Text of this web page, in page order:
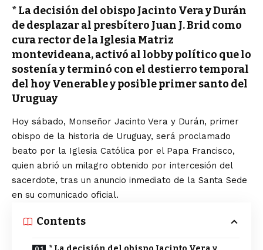
* La decisión del obispo Jacinto Vera y Durán
de desplazar al presbítero Juan J. Brid como
cura rector de la Iglesia Matriz
montevideana, activó al lobby político que lo
sostenía y terminó con el destierro temporal
del hoy Venerable y posible primer santo del
Uruguay
Hoy sábado, Monseñor Jacinto Vera y Durán, primer
obispo de la historia de Uruguay, será proclamado
beato por la Iglesia Católica por el Papa Francisco,
quien abrió un milagro obtenido por intercesión del
sacerdote, tras un anuncio inmediato de la Santa Sede
en su comunicado oficial.
Contents